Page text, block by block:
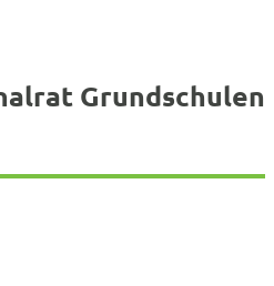
Grundschulen